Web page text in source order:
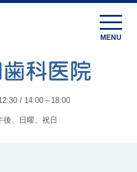
/ 14:00～18:00
後、日曜、祝日